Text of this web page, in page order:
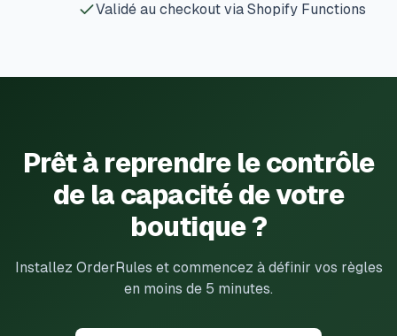
Validé au checkout via Shopify Functions
Prêt à reprendre le contrôle
de la capacité de votre
boutique ?
Installez OrderRules et commencez à définir vos règles
en moins de 5 minutes.